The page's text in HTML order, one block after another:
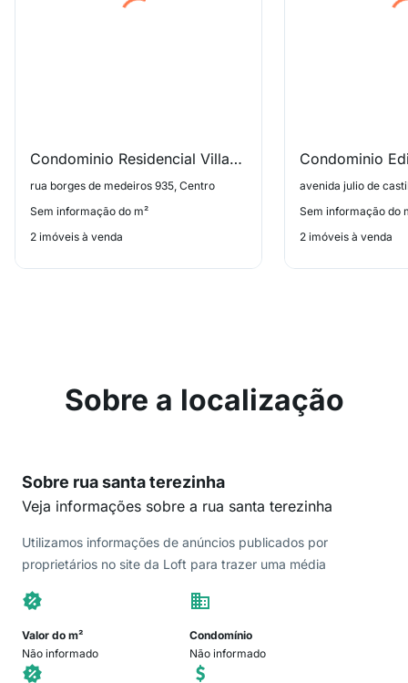
Condominio Residencial Villaggio Del Veneto
rua borges de medeiros 935, Centro
Sem informação do m²
2 imóveis à venda
avenida julio de
Sem informação do
2 imóveis à venda
Sobre a localização
Sobre rua santa terezinha
Veja informações sobre a rua santa terezinha
Utilizamos informações de anúncios publicados por
proprietários no site da Loft para trazer uma média
Valor do m²
Não informado
Condomínio
Não informado